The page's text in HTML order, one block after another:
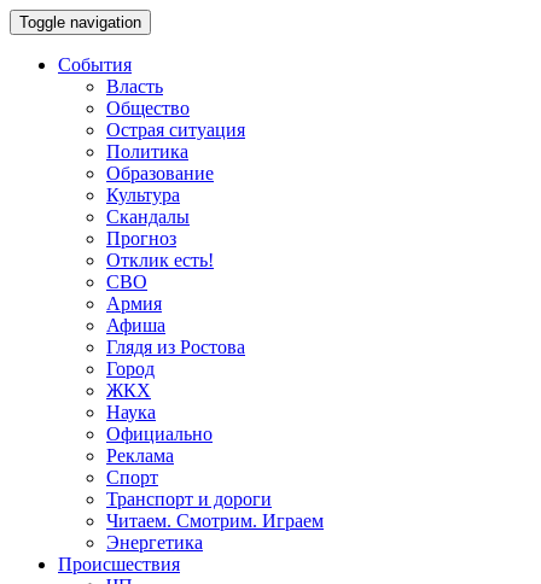
Toggle navigation
События
Власть
Общество
Острая ситуация
Политика
Образование
Культура
Скандалы
Прогноз
Отклик есть!
СВО
Армия
Афиша
Глядя из Ростова
Город
ЖКХ
Наука
Официально
Реклама
Спорт
Транспорт и дороги
Читаем. Смотрим. Играем
Энергетика
Происшествия